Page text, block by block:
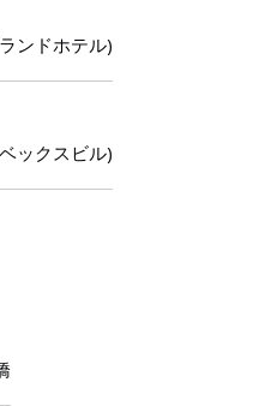
ンドホテル)
ックスビル)